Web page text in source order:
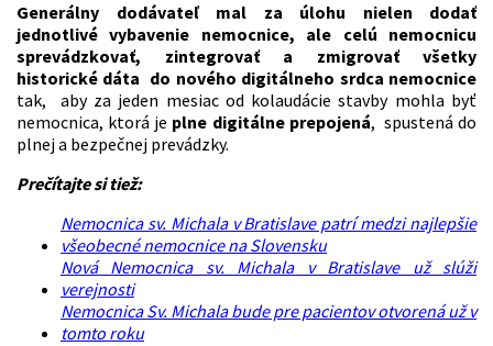
Generálny dodávateľ mal za úlohu nielen dodať
jednotlivé vybavenie nemocnice, ale celú nemocnicu
sprevádzkovať, zintegrovať a zmigrovať všetky
historické dáta do nového digitálneho srdca nemocnice
tak, aby za jeden mesiac od kolaudácie stavby mohla byť
nemocnica, ktorá je plne digitálne prepojená, spustená do
plnej a bezpečnej prevádzky.
Prečítajte si tiež:
Nemocnica sv. Michala v Bratislave patrí medzi najlepšie
všeobecné nemocnice na Slovensku
Nová Nemocnica sv. Michala v Bratislave už slúži
verejnosti
Nemocnica Sv. Michala bude pre pacientov otvorená už v
tomto roku